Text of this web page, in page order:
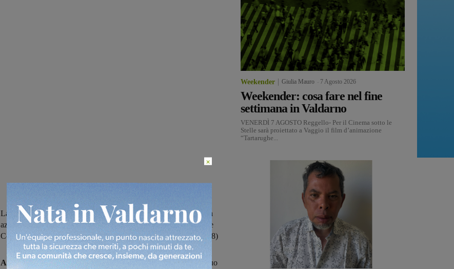
La dirigenza ha deciso per il cambio di allenatore e sulla panchina
azzurra è arrivato Mario Palazzi, per diversi anni secondo di Serse
Cosmi. Oggi il primo allenamento, domani la presentazione (ore18)
Alla fine la societàha deciso e con una nota di poche righe sul suo
Weekender Giulia Mauro 7 Agosto 2026
Weekender: cosa fare nel fine
settimana in Valdarno
VENERDÌ 7 AGOSTO Reggello- Per il Cinema sotto le
Stelle sarà proiettato a Vaggio il film d’animazione
“Tartarughe...
×